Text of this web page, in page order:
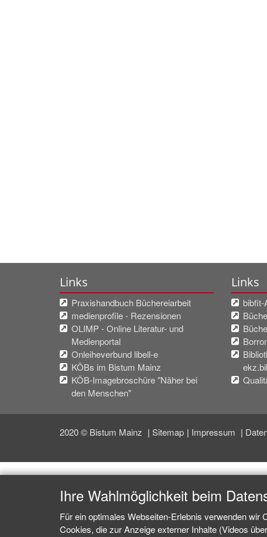
Links
Praxishandbuch Büchereiarbeit
medienprofile - Rezensionen
OLIMP - Online Literatur- und
Medienportal
Onleiheverbund libell-e
KÖBs im Bistum Mainz
KÖB-Imagebroschüre "Näher bei
den Menschen"
Links
bibfit-
2020 © Bistum Mainz Sitemap Impressum
Ihre Wahlmöglichkeit beim
Für ein optimales Webseiten-Erlebnis verwenden
Cookies, die zur Anzeige externer Inhalte (Videos